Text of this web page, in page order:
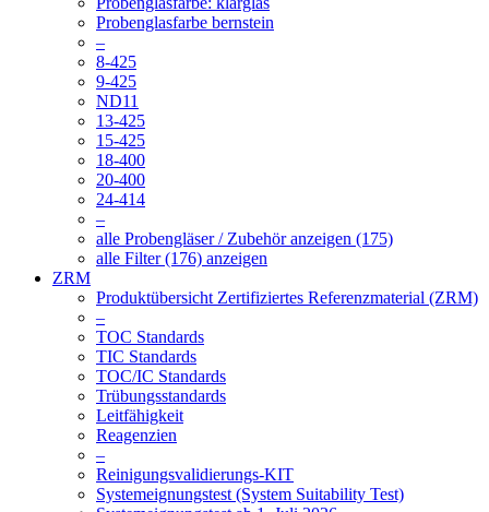
Probenglasfarbe bernstein
–
8-425
9-425
ND11
13-425
15-425
18-400
20-400
24-414
–
alle Probengläser / Zubehör anzeigen (175)
alle Filter (176) anzeigen
ZRM
Produktübersicht Zertifiziertes Referenzmaterial (ZRM)
–
TOC Standards
TIC Standards
TOC/IC Standards
Trübungsstandards
Leitfähigkeit
Reagenzien
–
Reinigungsvalidierungs-KIT
Systemeignungstest (System Suitability Test)